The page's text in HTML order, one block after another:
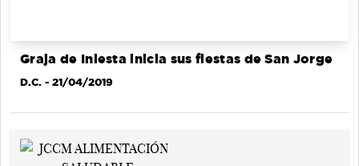
Graja de Iniesta inicia sus fiestas de San Jorge
D.C. - 21/04/2019